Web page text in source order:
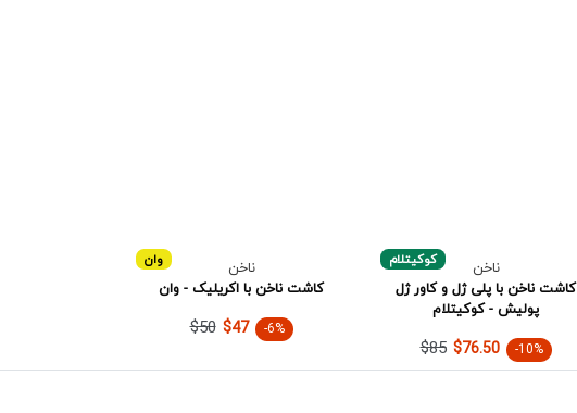
کوکیتلام
ناخن
کاشت ناخن با پلی ژل و کاور ژل
پولیش - کوکیتلام
$85 $76.50 -10%
وان
ناخن
کاشت ناخن با اکریلیک - وان
$50 $47 -6%